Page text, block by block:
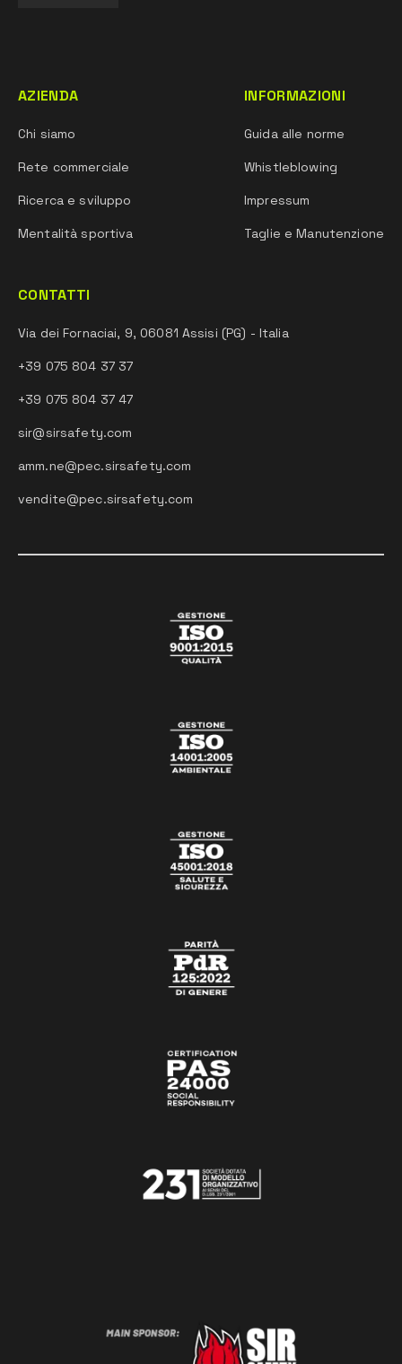
AZIENDA
Chi siamo
Rete commerciale
Ricerca e sviluppo
Mentalità sportiva
INFORMAZIONI
Guida alle norme
Whistleblowing
Impressum
Taglie e Manutenzione
CONTATTI
Via dei Fornaciai, 9, 06081 Assisi (PG) - Italia
+39 075 804 37 37
+39 075 804 37 47
sir@sirsafety.com
amm.ne@pec.sirsafety.com
vendite@pec.sirsafety.com